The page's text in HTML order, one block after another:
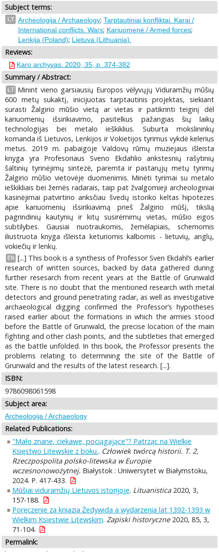
Subject terms:
LT Archeologija / Archaeology; Tarptautiniai konfliktai. Karai /
International conflicts. Wars; Kariuomenė / Armed forces;
Lenkija (Poland); Lietuva (Lithuania).
Reviews:
Karo archyvas. 2020, 35, p. 374-382
Summary / Abstract:
LT
Minint vieno garsiausių Europos vėlyvųjų Viduramžių mūšių
600 metų sukaktį, inicijuotas tarptautinis projektas, siekiant
surasti Žalgirio mūšio vietą ar vietas ir patikrinti teiginį dėl
kariuomenių išsirikiavimo, pasitelkus pažangias šių laikų
technologijas bei metalo ieškiklius. Suburta mokslininkų
komanda iš Lietuvos, Lenkijos ir Vokietijos tyrimus vykdė kelerius
metus. 2019 m. pabaigoje Valdovų rūmų muziejaus išleista
knyga yra Profesoriaus Sveno Ekdahlio ankstesnių rašytinių
šaltinių tyrinėjimų sintezė, paremta ir pastarųjų metų tyrimų
Žalgirio mūšio vietovėje duomenimis. Minėti tyrimai su metalo
ieškikliais bei žemės radarais, taip pat žvalgomieji archeologiniai
kasinėjimai patvirtino anksčiau švedų istoriko keltas hipotezes
apie kariuomenių išsirikiavimą prieš Žalgirio mūšį, tikslią
pagrindinių kautynių ir kitų susirėmimų vietas, mūšio eigos
subtilybes. Gausiai nuotraukomis, žemėlapiais, schemomis
iliustruota knyga išleista keturiomis kalbomis - lietuvių, anglų,
vokiečių ir lenkų.
EN
[...] This book is a synthesis of Professor Sven Ekdahl’s earlier
research of written sources, backed by data gathered during
further resesarch from recent years at the Battle of Grunwald
site. There is no doubt that the mentioned research with metal
detectors and ground penetrating radar, as well as investigative
archaeological digging confirmed the Professor’s hypotheses
raised earlier about the formations in which the armies stood
before the Battle of Grunwald, the precise location of the main
fighting and other clash points, and the subtleties that emerged
as the battle unfolded. In this book, the Professor presents the
problems relating to determining the site of the Battle of
Grunwald and the results of the latest research. [...].
ISBN:
9786098061598
Subject area:
Archeologija / Archaeology
Related Publications:
"Mało znane, ciekawe, pociągające"? Patrząc na Wielkie
Księstwo Litewskie z boku.. Człowiek twórcą historii. T. 2,
Rzeczpospolita polsko-litewska w Europie
wczesnonowożytnej. Białystok : Uniwersytet w Białymstoku,
2024. P. 417-433.
Mūšiai viduramžių Lietuvos istorijoje. Lituanistica2020, 3,
157-188.
Poręczenie za kniazia Żedywida a wydarzenia lat 1392-1393 w
Wielkim Księstwie Litewskim. Zapiski historyczne2020, 85, 3,
71-104.
Permalink: